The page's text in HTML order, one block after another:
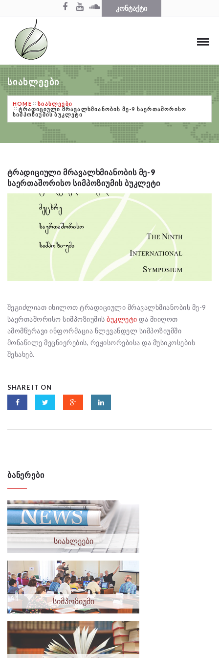
ᲙᲝᲜᲢᲐᲥᲢᲘ
ᲡᲘᲐᲮᲚᲔᲔᲑᲘ
HOME
ᲡᲘᲐᲮᲚᲔᲔᲑᲘ
ᲢᲠᲐᲓᲘᲪᲘᲣᲚᲘ ᲛᲠᲐᲕᲐᲚᲮᲛᲘᲐᲜᲝᲑᲘᲡ ᲛᲔ-9 ᲡᲐᲔᲠᲗᲐᲨᲝᲠᲘᲡᲝ
ᲡᲘᲛᲞᲝᲖᲘᲣᲛᲘᲡ ᲑᲣᲙᲚᲔᲢᲘ
ᲢᲠᲐᲓᲘᲪᲘᲣᲚᲘ ᲛᲠᲐᲕᲐᲚᲮᲛᲘᲐᲜᲝᲑᲘᲡ ᲛᲔ-9
ᲡᲐᲔᲠᲗᲐᲨᲝᲠᲘᲡᲝ ᲡᲘᲛᲞᲝᲖᲘᲣᲛᲘᲡ ᲑᲣᲙᲚᲔᲢᲘ
შეგიძლიათ იხილოთ ტრადიციული მრავალხმიანობის მე-9
საერთაშორისო სიმპოზიუმისბუკლეტი და მიიღოთ
ამომწურავი ინფორმაცია წლევანდელ სიმპოზიუმში
მონაწილე მეცნიერების, რეჟისორებისა და მუსიკოსების
შესახებ.
SHARE IT ON
ᲑᲐᲜᲔᲠᲔᲑᲘ
სიახლეები
სიმპოზიუმი